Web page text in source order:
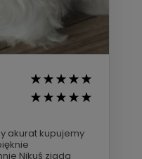
akurat kupujemy
Nikuś zjada